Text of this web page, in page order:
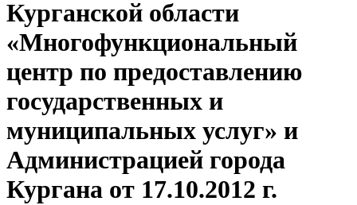
Курганской области
«Многофункциональный
центр по предоставлению
государственных и
муниципальных услуг» и
Администрацией города
Кургана от 17.10.2012 г.